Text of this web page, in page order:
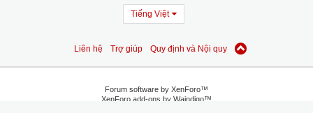
Tiếng Việt
Liên hệ Trợ giúp Quy định và Nội quy
Forum software by XenForo™
XenForo add-ons by Waindigo™